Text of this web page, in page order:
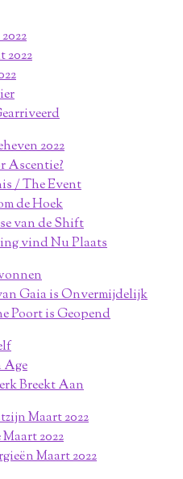
2022
2022
Ascentie?
/ The Event
de Hoek
van de Shift
vind Nu Plaats
Gaia is Onvermijdelijk
Poort is Geopend
Age
Breekt Aan
Maart 2022
2022
Maart 2022